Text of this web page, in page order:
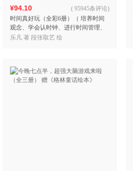
¥94.10
时间真好玩（全彩6册）（ 培养时间
观念、学会认时钟、进行时间管理、
开发数学思维，幼儿启蒙）
( 95945条评论)
乐凡 著 段张取艺 绘